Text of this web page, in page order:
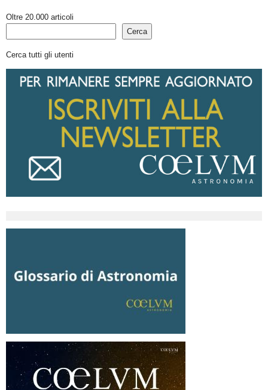
Oltre 20.000 articoli
Cerca
Cerca tutti gli utenti